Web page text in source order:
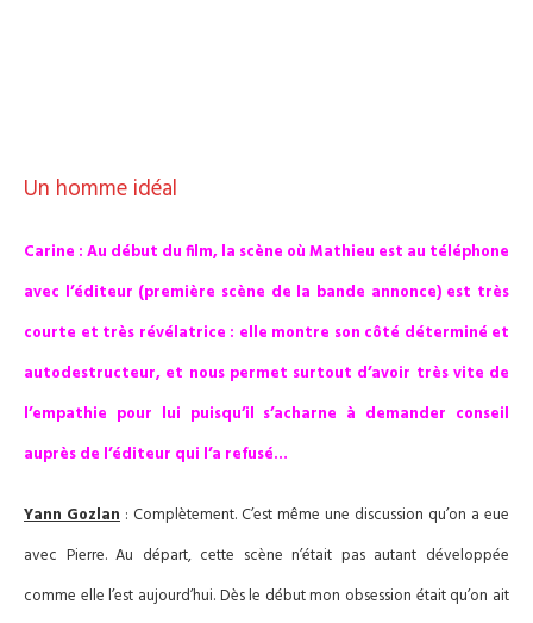
Un homme idéal
Carine : Au début du film, la scène où Mathieu est au téléphone
avec l’éditeur (première scène de la bande annonce) est très
courte et très révélatrice : elle montre son côté déterminé et
autodestructeur, et nous permet surtout d’avoir très vite de
l’empathie pour lui puisqu’il s’acharne à demander conseil
auprès de l’éditeur qui l’a refusé…
Yann Gozlan : Complètement. C’est même une discussion qu’on a eue
avec Pierre. Au départ, cette scène n’était pas autant développée
comme elle l’est aujourd’hui. Dès le début mon obsession était qu’on ait